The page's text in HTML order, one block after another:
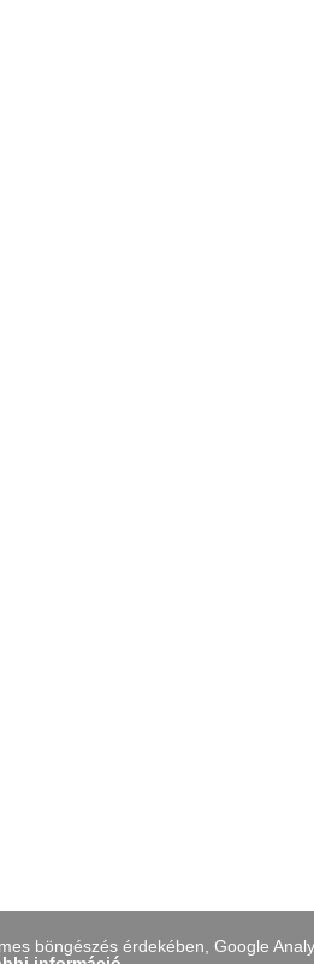
böngészés érdekében, Google